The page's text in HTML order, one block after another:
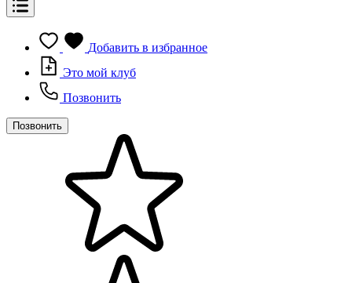
Добавить в избранное
Это мой клуб
Позвонить
Позвонить